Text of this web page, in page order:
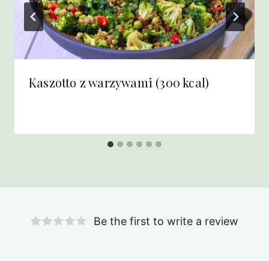
Kaszotto z warzywami (300 kcal)
Be the first to write a review